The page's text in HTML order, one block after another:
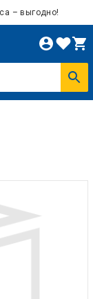
– выгодно!